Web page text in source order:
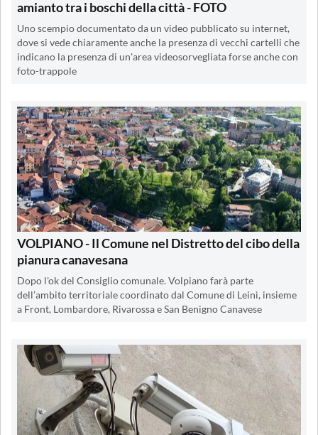
amianto tra i boschi della città - FOTO
Uno scempio documentato da un video pubblicato su internet,
dove si vede chiaramente anche la presenza di vecchi cartelli che
indicano la presenza di un'area videosorvegliata forse anche con
foto-trappole
VOLPIANO - Il Comune nel Distretto del cibo della
pianura canavesana
Dopo l'ok del Consiglio comunale. Volpiano farà parte
dell’ambito territoriale coordinato dal Comune di Leinì, insieme
a Front, Lombardore, Rivarossa e San Benigno Canavese